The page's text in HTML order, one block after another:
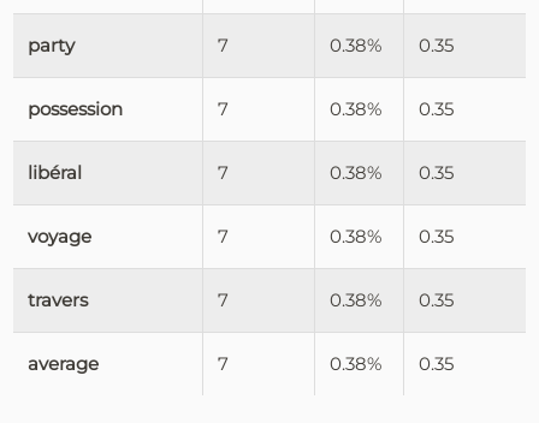
party 7 0.38% 0.35
possession 7 0.38% 0.35
libéral 7 0.38% 0.35
voyage 7 0.38% 0.35
travers 7 0.38% 0.35
average 7 0.38% 0.35